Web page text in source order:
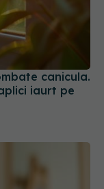
canicula.
iaurt pe